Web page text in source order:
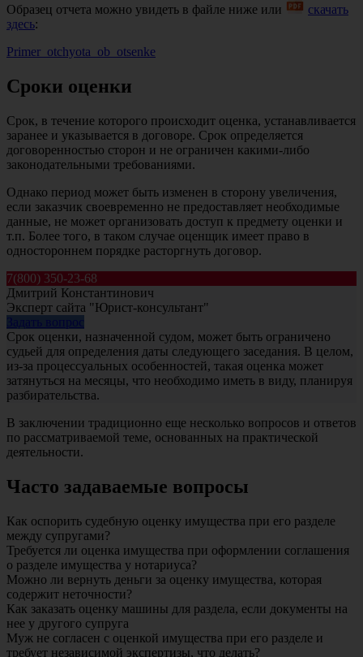
Образец отчета можно увидеть в файле ниже или
скачать
здесь:
Primer_otchyota_ob_otsenke
Сроки оценки
Срок, в течение которого происходит оценка, устанавливается
заранее и указывается в договоре. Срок определяется
договоренностью сторон и не ограничен какими-либо
законодательными требованиями.
Однако период может быть изменен в сторону увеличения,
если заказчик своевременно не предоставляет необходимые
данные, не может организовать доступ к предмету оценки и
т.п. Более того, в таком случае оценщик имеет право в
одностороннем порядке расторгнуть договор.
7(800) 350-23-68
Дмитрий Константинович
Эксперт сайта "Юрист-консультант"
Срок оценки, назначенной судом, может быть ограничено
судьей для определения даты следующего заседания. В целом,
из-за процессуальных особенностей, такая оценка может
затянуться на месяцы, что необходимо иметь в виду, планируя
разбирательства.
В заключении традиционно еще несколько вопросов и ответов
по рассматриваемой теме, основанных на практической
деятельности.
Часто задаваемые вопросы
Как оспорить судебную оценку имущества при его разделе
между супругами?
Требуется ли оценка имущества при оформлении соглашения
о разделе имущества у нотариуса?
Можно ли вернуть деньги за оценку имущества, которая
содержит неточности?
Как заказать оценку машины для раздела, если документы на
нее у другого супруга
Муж не согласен с оценкой имущества при его разделе и
требует независимой экспертизы, что делать?